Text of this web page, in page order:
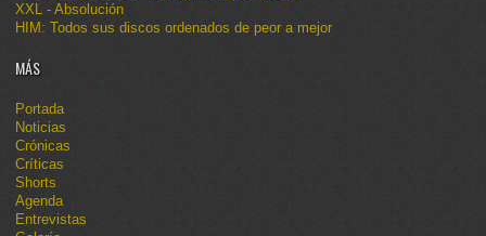
XXL - Absolución
HIM: Todos sus discos ordenados de peor a mejor
MÁS
Portada
Noticias
Crónicas
Críticas
Shorts
Agenda
Entrevistas